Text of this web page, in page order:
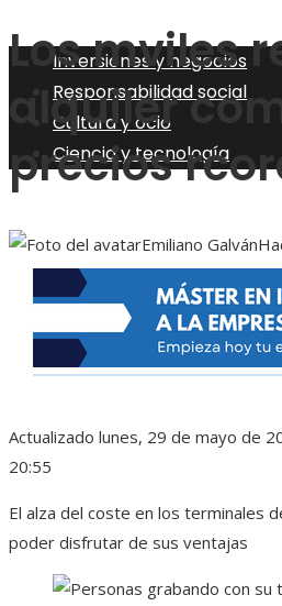
Inversiones y negocios
Responsabilidad social
Cultura y ocio
Ciencia y tecnología
Los mviles
alquiler
precios
Emiliano Galván
Actualizado lunes, 29 de mayo de
20:55
El alza del coste en los terminales
poder disfrutar de sus ventajas